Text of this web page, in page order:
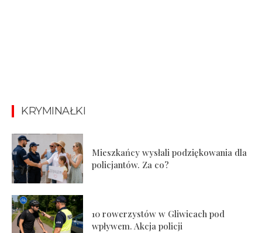
KRYMINAŁKI
Mieszkańcy wysłali podziękowania dla
policjantów. Za co?
10 rowerzystów w Gliwicach pod
wpływem. Akcja policji